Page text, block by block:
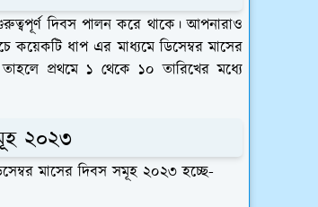
দিবস পালন করে থাকে। আপনারাও
কয়েকটি ধাপ এর মাধ্যমে ডিসেম্বর মাসের
প্রথমে ১ থেকে ১০ তারিখের মধ্যে
২০২৩
মাসের দিবস সমূহ ২০২৩ হচ্ছে-